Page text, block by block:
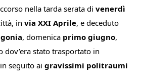
nella tarda serata di venerdì
in via XXI Aprile, e deceduto
, domenica primo giugno,
dov’era stato trasportato in
seguito ai gravissimi politraumi